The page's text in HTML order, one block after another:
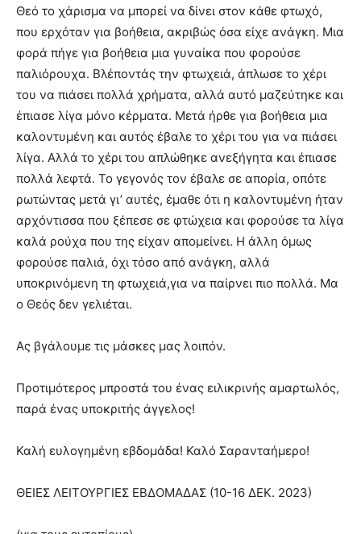
Θεό το χάρισμα να μπορεί να δίνει στον κάθε φτωχό,
που ερχόταν για βοήθεια, ακριβώς όσα είχε ανάγκη. Μια
φορά πήγε για βοήθεια μια γυναίκα που φορούσε
παλιόρουχα. Βλέποντάς την φτωχειά, άπλωσε το χέρι
του να πιάσει πολλά χρήματα, αλλά αυτό μαζεύτηκε και
έπιασε λίγα μόνο κέρματα. Μετά ήρθε για βοήθεια μια
καλοντυμένη και αυτός έβαλε το χέρι του για να πιάσει
λίγα. Αλλά το χέρι του απλώθηκε ανεξήγητα και έπιασε
πολλά λεφτά. Το γεγονός τον έβαλε σε απορία, οπότε
ρωτώντας μετά γι’ αυτές, έμαθε ότι η καλοντυμένη ήταν
αρχόντισσα που ξέπεσε σε φτώχεια και φορούσε τα λίγα
καλά ρούχα που της είχαν απομείνει. Η άλλη όμως
φορούσε παλιά, όχι τόσο από ανάγκη, αλλά
υποκρινόμενη τη φτωχειά,για να παίρνει πιο πολλά. Μα
ο Θεός δεν γελιέται.
Ας βγάλουμε τις μάσκες μας λοιπόν.
Προτιμότερος μπροστά του ένας ειλικρινής αμαρτωλός,
παρά ένας υποκριτής άγγελος!
Καλή ευλογημένη εβδομάδα! Καλό Σαρανταήμερο!
ΘΕΙΕΣ ΛΕΙΤΟΥΡΓΙΕΣ ΕΒΔΟΜΑΔΑΣ (10-16 ΔΕΚ. 2023)